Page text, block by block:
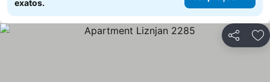
exatos.
Partilhar